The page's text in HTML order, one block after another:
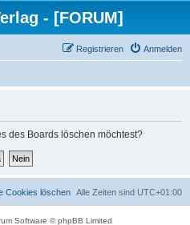
- [FORUM]
Anmelden
Registrieren
des Boards löschen möchtest?
Alle Zeiten sind UTC+01:00
Cookies löschen
Software © phpBB Limited